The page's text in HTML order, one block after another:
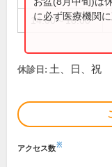
14:00～18:00
に必ず医療機関
休診日: 土、日、祝
アクセス数※